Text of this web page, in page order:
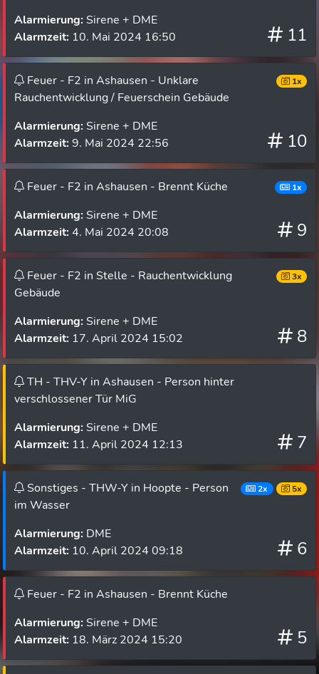
11
Alarmierung: Sirene + DME
Alarmzeit: 10. Mai 2024 16:50
1x
Feuer - F2 in Ashausen - Unklare
Rauchentwicklung / Feuerschein Gebäude
10
Alarmierung: Sirene + DME
Alarmzeit: 9. Mai 2024 22:56
1x
Feuer - F2 in Ashausen - Brennt Küche
9
Alarmierung: Sirene + DME
Alarmzeit: 4. Mai 2024 20:08
3x
Feuer - F2 in Stelle - Rauchentwicklung
Gebäude
8
Alarmierung: Sirene + DME
Alarmzeit: 17. April 2024 15:02
TH - THV-Y in Ashausen - Person hinter
verschlossener Tür MiG
7
Alarmierung: Sirene + DME
Alarmzeit: 11. April 2024 12:13
2x 5x
Sonstiges - THW-Y in Hoopte - Person
im Wasser
6
Alarmierung: DME
Alarmzeit: 10. April 2024 09:18
Feuer - F2 in Ashausen - Brennt Küche
5
Alarmierung: Sirene + DME
Alarmzeit: 18. März 2024 15:20